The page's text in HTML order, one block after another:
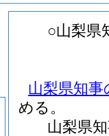
○山梨県
山梨県知
める。
山梨県